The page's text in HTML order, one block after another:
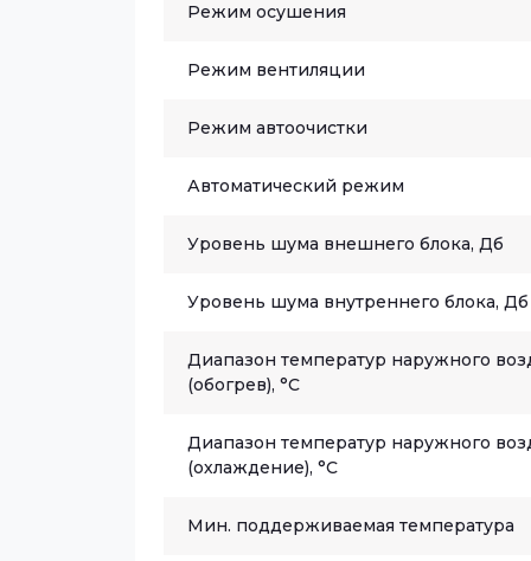
Режим осушения
Режим вентиляции
Режим автоочистки
Автоматический режим
Уровень шума внешнего блока, Дб
Уровень шума внутреннего блока, Дб
Диапазон температур наружного
(обогрев), °C
Диапазон температур наружного
(охлаждение), °C
Мин. поддерживаемая температура